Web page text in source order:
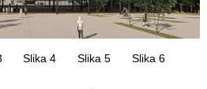
Slika 4 Slika 5 Slika 6